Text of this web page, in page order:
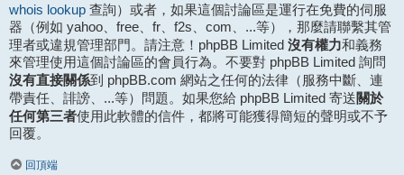
whois lookup 查詢）或者，如果這個討論區是運行在免費的伺服
器（例如 yahoo、free、fr、f2s、com、...等），那麼請聯繫其管
理者或違規管理部門。請注意！phpBB Limited 沒有權力和義務
來管理使用這個討論區的會員行為。不要對 phpBB Limited 詢問
沒有直接關係到 phpBB.com 網站之任何的法律（服務中斷、連
帶責任、誹謗、...等）問題。如果您給 phpBB Limited 寄送關於
任何第三者使用此軟體的信件，都將可能獲得簡短的聲明或不予
回覆。
回頂端